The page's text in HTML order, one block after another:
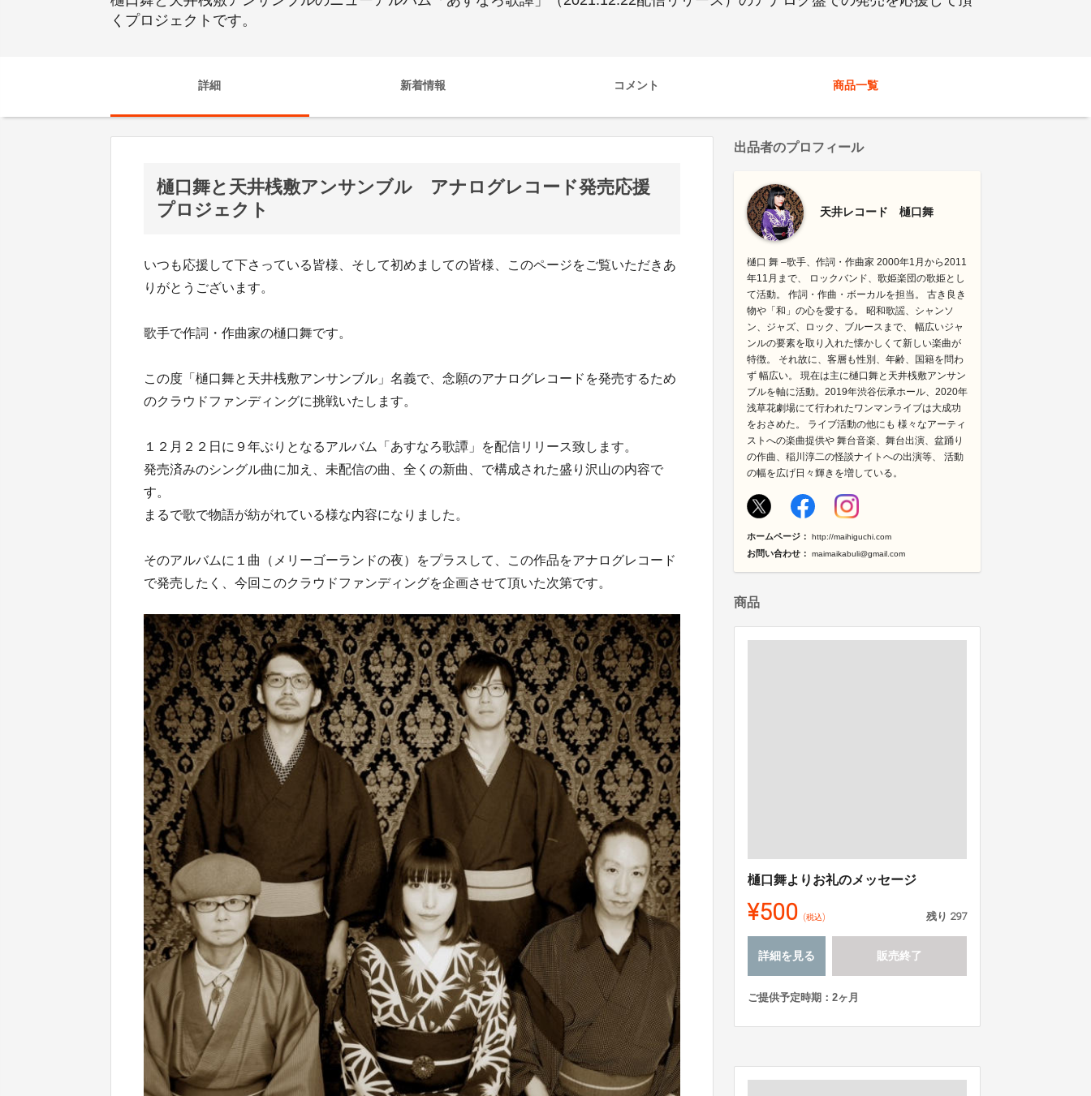
くプロジェクトです。
詳細 新着情報 コメント 商品一覧
樋口舞と天井桟敷アンサンブル アナログレコード発売応援
プロジェクト
いつも応援して下さっている皆様、そして初めましての皆様、このページをご覧いただきあ
りがとうございます。
歌手で作詞・作曲家の樋口舞です。
この度「樋口舞と天井桟敷アンサンブル」名義で、念願のアナログレコードを発売するため
のクラウドファンディングに挑戦いたします。
１２月２２日に９年ぶりとなるアルバム「あすなろ歌譚」を配信リリース致します。
発売済みのシングル曲に加え、未配信の曲、全くの新曲、で構成された盛り沢山の内容で
す。
まるで歌で物語が紡がれている様な内容になりました。
そのアルバムに１曲（メリーゴーランドの夜）をプラスして、この作品をアナログレコード
で発売したく、今回このクラウドファンディングを企画させて頂いた次第です。
出品者のプロフィール
天井レコード 樋口舞
樋口 舞 –歌手、作詞・作曲家 2000年1月から2011
年11月まで、 ロックバンド、歌姫楽団の歌姫とし
て活動。 作詞・作曲・ボーカルを担当。 古き良き
物や「和」の心を愛する。 昭和歌謡、シャンソ
ン、ジャズ、ロック、ブルースまで、 幅広いジャ
ンルの要素を取り入れた懐かしくて新しい楽曲が
特徴。 それ故に、客層も性別、年齢、国籍を問わ
ず 幅広い。 現在は主に樋口舞と天井桟敷アンサン
ブルを軸に活動。2019年渋谷伝承ホール、2020年
浅草花劇場にて行われたワンマンライブは大成功
をおさめた。 ライブ活動の他にも 様々なアーティ
ストへの楽曲提供や 舞台音楽、舞台出演、盆踊り
の作曲、稲川淳二の怪談ナイトへの出演等、 活動
の幅を広げ日々輝きを増している。
ホームページ： http://maihiguchi.com
お問い合わせ： maimaikabuli@gmail.com
商品
樋口舞よりお礼のメッセージ
¥500 (税込) 残り 297
詳細を見る 販売終了
ご提供予定時期：2ヶ月